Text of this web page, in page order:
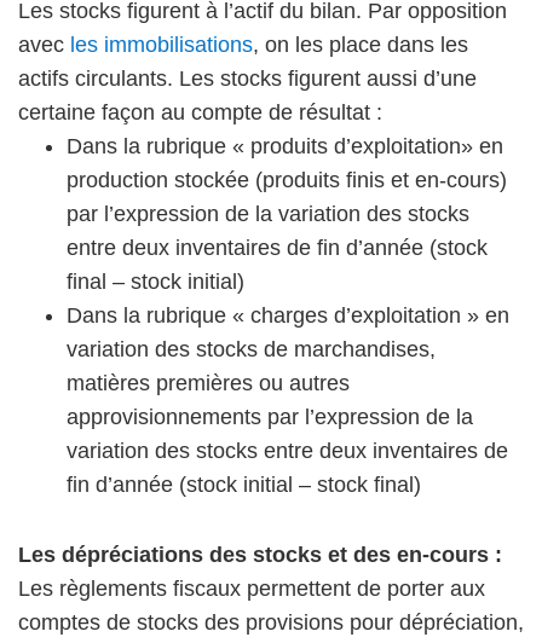
Les stocks figurent à l’actif du bilan. Par opposition
avec les immobilisations, on les place dans les
actifs circulants. Les stocks figurent aussi d’une
certaine façon au compte de résultat :
Dans la rubrique « produits d’exploitation» en
production stockée (produits finis et en-cours)
par l’expression de la variation des stocks
entre deux inventaires de fin d’année (stock
final – stock initial)
Dans la rubrique « charges d’exploitation » en
variation des stocks de marchandises,
matières premières ou autres
approvisionnements par l’expression de la
variation des stocks entre deux inventaires de
fin d’année (stock initial – stock final)
Les dépréciations des stocks et des en-cours :
Les règlements fiscaux permettent de porter aux
comptes de stocks des provisions pour dépréciation,